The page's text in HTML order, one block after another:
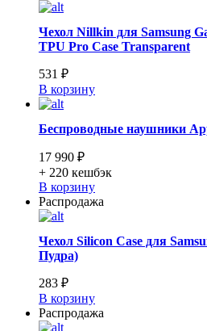
Чехол Nillkin для Samsung
TPU Pro Сase Transparent
531 ₽
В корзину
Беспроводные наушники
17 990 ₽
+ 220 кешбэк
В корзину
Распродажа
Чехол Silicon Case для
Пудра)
283 ₽
В корзину
Распродажа